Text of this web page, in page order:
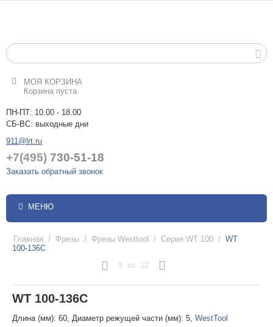
МОЯ КОРЗИНА
Корзина пуста
ПН-ПТ: 10.00 - 18.00
СБ-ВС: выходные дни
911@lrt.ru
+7(495) 730-51-18
Заказать обратный звонок
МЕНЮ
Главная / Фрезы / Фрезы Westtool / Серия WT 100 / WT
100-136C
9 из 12
WT 100-136C
Длина (мм): 60, Диаметр режущей части (мм): 5, WestTool